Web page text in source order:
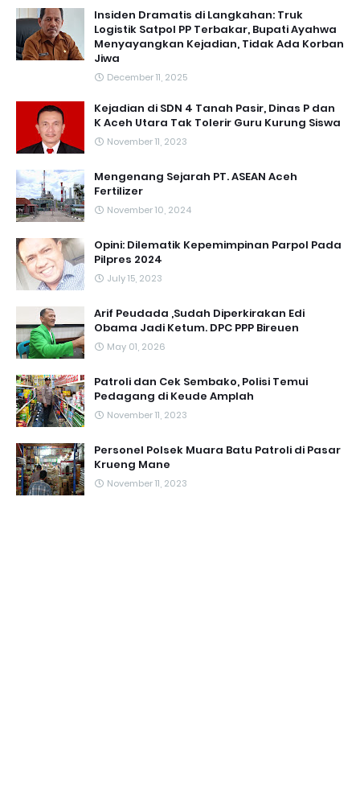
Insiden Dramatis di Langkahan: Truk
Logistik Satpol PP Terbakar, Bupati Ayahwa
Menyayangkan Kejadian, Tidak Ada Korban
Jiwa
December 11, 2025
Kejadian di SDN 4 Tanah Pasir, Dinas P dan
K Aceh Utara Tak Tolerir Guru Kurung Siswa
November 11, 2023
Mengenang Sejarah PT. ASEAN Aceh
Fertilizer
November 10, 2024
Opini: Dilematik Kepemimpinan Parpol Pada
Pilpres 2024
July 15, 2023
Arif Peudada ,Sudah Diperkirakan Edi
Obama Jadi Ketum. DPC PPP Bireuen
May 01, 2026
Patroli dan Cek Sembako, Polisi Temui
Pedagang di Keude Amplah
November 11, 2023
Personel Polsek Muara Batu Patroli di Pasar
Krueng Mane
November 11, 2023